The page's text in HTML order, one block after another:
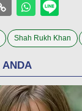
Shah Rukh Khan